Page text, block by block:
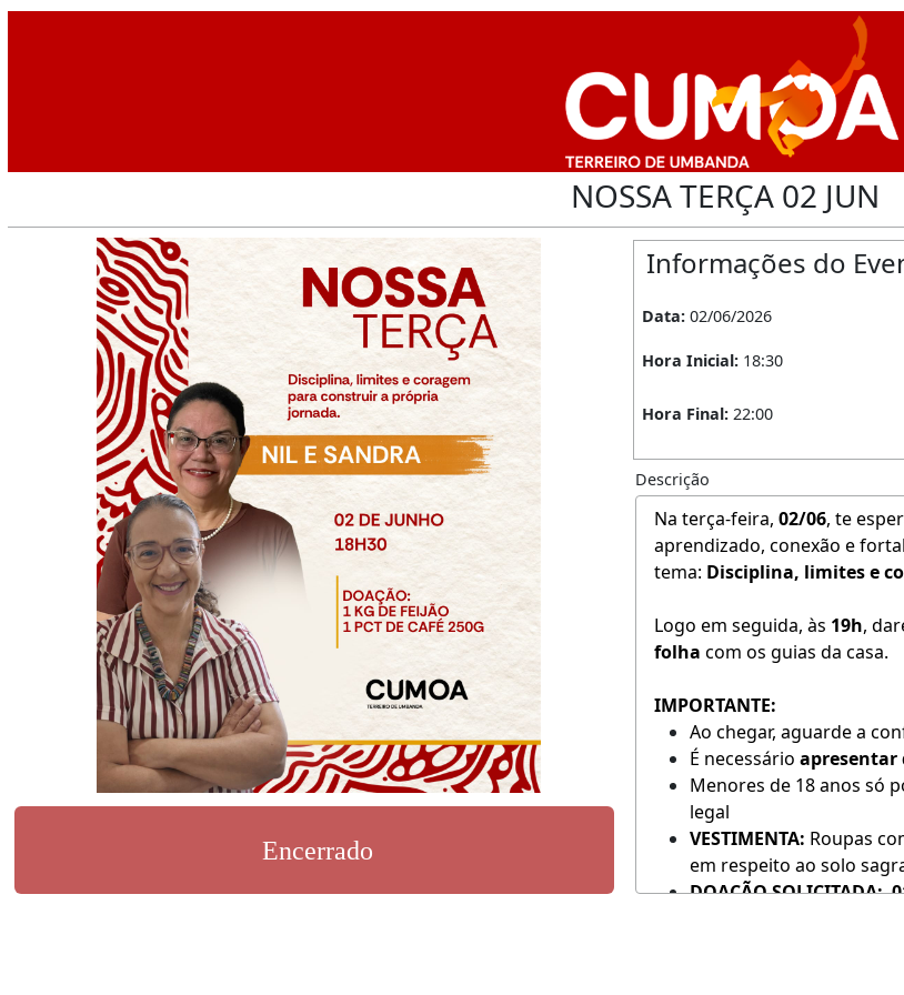
NOSSA TERÇA 02 JUN
Informações do
Data: 02/06/2026
Hora Inicial: 18:30
Hora Final: 22:00
Descrição
Na terça-feira, 02/06, te
aprendizado, conexão e
tema: Disciplina, limites e
Logo em seguida, às 19h,
folha com os guias da casa.
IMPORTANTE:
Ao chegar, aguarde a
É necessário apresentar
Menores de 18 anos só
legal
VESTIMENTA: Roupas
em respeito ao solo
DOAÇÃO SOLICITADA:
Encerrado